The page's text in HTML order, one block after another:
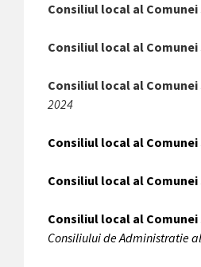
Consiliul local al Comunei
Consiliul local al Comunei
Consiliul local al Comunei
2024
Consiliul local al Comunei
Consiliul local al Comunei
Consiliul local al Comunei
Consiliului de Administratie